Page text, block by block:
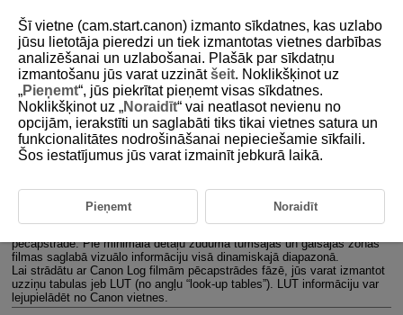
D180-110
Canon Log iestatījumi
Uzņemšanas iestatījumi
Canon Log attēla kvalitāte
Canon Log gamma līkne maksimāli izmanto attēla sensora īpašības, lai
pēcapstrāde. Pie minimāla detaļu zuduma tumšajās un gaišajās zonās
filmas saglabā vizuālo informāciju visā dinamiskajā diapazonā.
Lai strādātu ar Canon Log filmām pēcapstrādes fāzē, jūs varat izmantot
uzziņu tabulas jeb LUT (no angļu “look-up tables”). LUT informāciju var
lejupielādēt no Canon vietnes.
Šī vietne (cam.start.canon) izmanto sīkdatnes, kas uzlabo
jūsu lietotāja pieredzi un tiek izmantotas vietnes darbības
analizēšanai un uzlabošanai. Plašāk par sīkdatņu
izmantošanu jūs varat uzzinātšeit. Noklikšķinot uz
„Pieņemt“, jūs piekrītat pieņemt visas sīkdatnes.
Noklikšķinot uz „Noraidīt“ vai neatlasot nevienu no
opcijām, ierakstīti un saglabāti tiks tikai vietnes satura un
funkcionalitātes nodrošināšanai nepieciešamie sīkfaili.
Šos iestatījumus jūs varat izmainīt jebkurā laikā.
Pieņemt Noraidīt